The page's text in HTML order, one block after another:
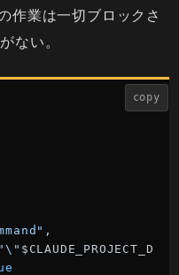
作業は一切ブロックさ
ない。
copy
,
"\" $CLAUDE_PROJECT_DIR\